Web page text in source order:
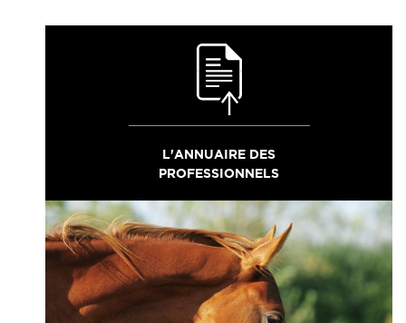
L'ANNUAIRE DES
PROFESSIONNELS